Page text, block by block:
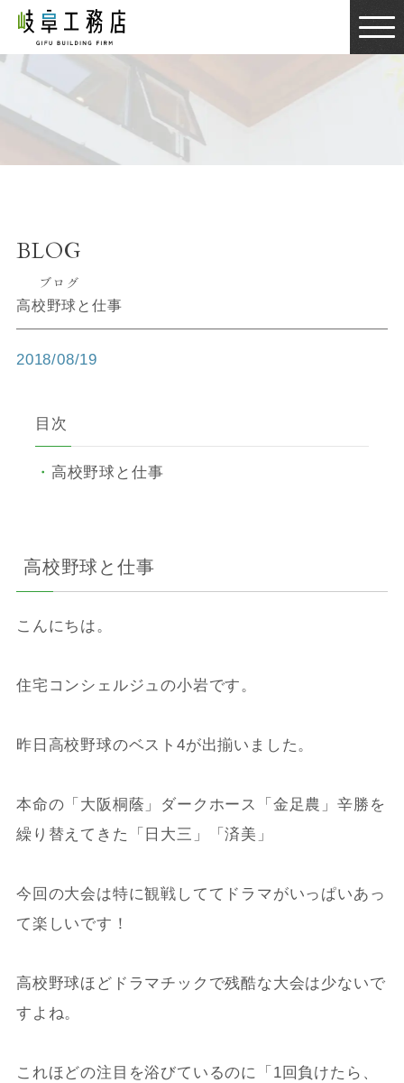
BLOG
ブログ
BLOG
ブログ
高校野球と仕事
2018/08/19
目次
高校野球と仕事
高校野球と仕事
こんにちは。
住宅コンシェルジュの小岩です。
昨日高校野球のベスト4が出揃いました。
本命の「大阪桐蔭」ダークホース「金足農」辛勝を
繰り替えてきた「日大三」「済美」
今回の大会は特に観戦しててドラマがいっぱいあっ
て楽しいです！
高校野球ほどドラマチックで残酷な大会は少ないで
すよね。
これほどの注目を浴びているのに「1回負けたら、